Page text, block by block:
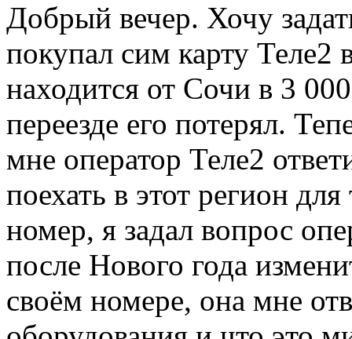
Добрый вечер. Хочу
покупал сим карту Теле2
находится от Сочи в 3
переезде его потерял.
мне оператор Теле2
поехать в этот регион
номер, я задал вопрос
после Нового года
своём номере, она мне